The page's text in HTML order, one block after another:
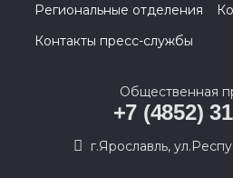
Региональные отделения
Контакты пресс-службы
Общественная
+7 (4852)
г.Ярославль,